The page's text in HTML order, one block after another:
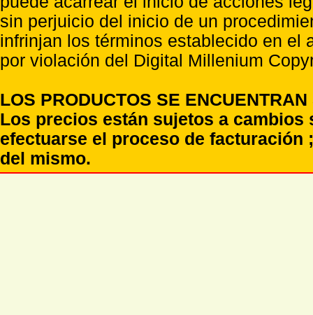
sin perjuicio del inicio de un
infrinjan los términos establecido en el
por violación del Digital Millenium
LOS PRODUCTOS SE
Los precios están sujetos a
efectuarse el proceso de
del mismo.